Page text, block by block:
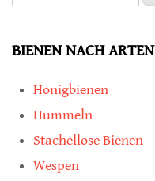
BIENEN NACH ARTEN
Honigbienen
Hummeln
Stachellose Bienen
Wespen